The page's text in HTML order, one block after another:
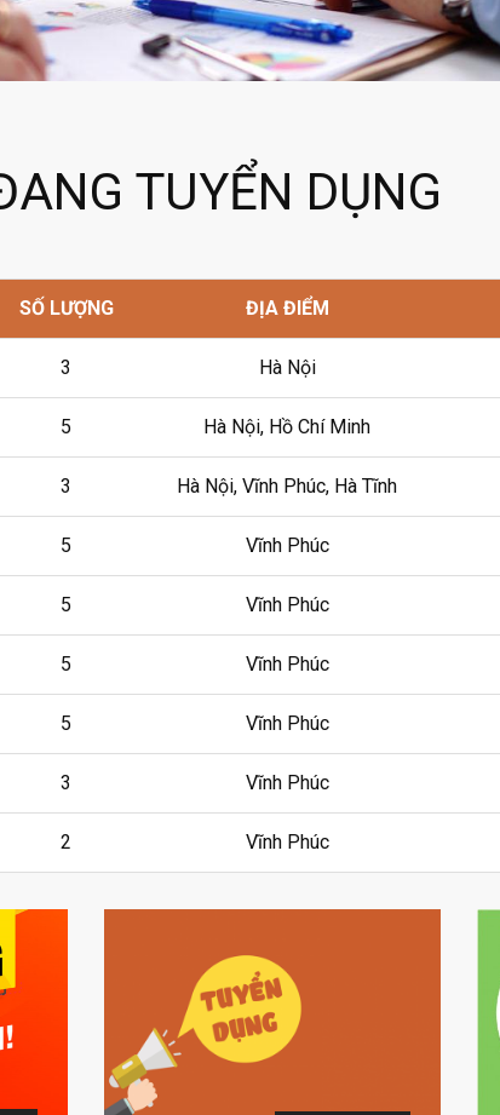
TUYỂN DỤNG
SỐ LƯỢNG ĐỊA ĐIỂM
3 Hà Nội
5 Hà Nội, Hồ Chí Minh
3 Hà Nội, Vĩnh Phúc, Hà Tĩnh
5 Vĩnh Phúc
5 Vĩnh Phúc
5 Vĩnh Phúc
5 Vĩnh Phúc
3 Vĩnh Phúc
2 Vĩnh Phúc